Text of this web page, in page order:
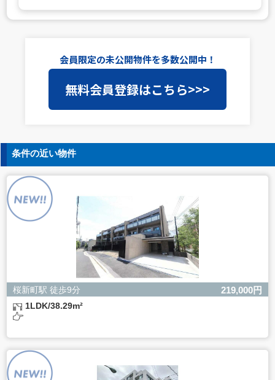
4. 個人情報取扱いの委託
当社は事業運営上、前項利用目的の範囲に限って個人情報
を外部に委託することがあります。この場合、個人情報保
護水準の高い委託先を選定し、個人情報の適正管理・機密
保持についての契約を交わし、適切な管理を実施させま
5. 個人情報の開示等の請求
ご本人様は、当社に対してご自身の個人情報の開示等（利
用目的の通知、開示、内容の訂正・追加・削除、利用の停
止または消去、第三者への提供の停止）に関して、下記の
当社問合わせ窓口に申し出ることができます。その際、当
社はお客様ご本人を確認させていただいたうえで、合理的
な間内に対応いたします。
【お問合せ窓口】
株式会社バレッグス 個人情報問合せ窓口
住所 東京都目黒区鷹番2-5-21
電話 03-3794-1115
お問合せメールアドレス privacy@balleggs.co.jp
受付時間：平日10：30～17：00 ※弊社公休日を除く
よるものです。
ただし、必要な項目をいただけない場合、適切な対応がで
きない場合があります。
会員限定の未公開物件を多数公開中！
無料会員登録はこちら>>>
条件の近い物件
桜新町駅 徒歩9分 219,000円
1LDK/38.29m²